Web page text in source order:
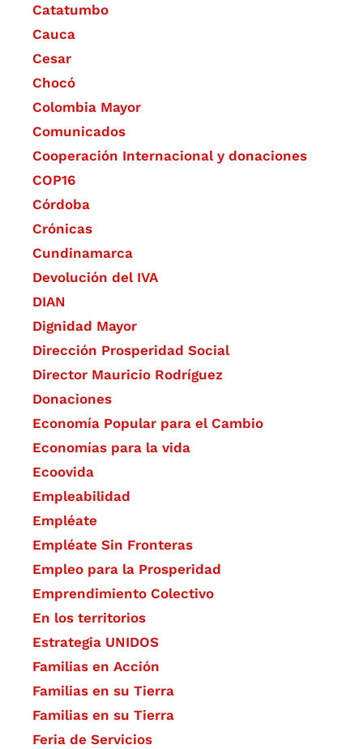
Catatumbo
Cauca
Cesar
Chocó
Colombia Mayor
Comunicados
Cooperación Internacional y donaciones
COP16
Córdoba
Crónicas
Cundinamarca
Devolución del IVA
DIAN
Dignidad Mayor
Dirección Prosperidad Social
Director Mauricio Rodríguez
Donaciones
Economía Popular para el Cambio
Economías para la vida
Ecoovida
Empleabilidad
Empléate
Empléate Sin Fronteras
Empleo para la Prosperidad
Emprendimiento Colectivo
En los territorios
Estrategia UNIDOS
Familias en Acción
Familias en su Tierra
Familias en su Tierra
Feria de Servicios